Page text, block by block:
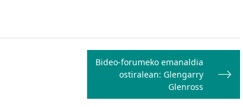
Bideo-forumeko emanaldia
ostiralean: Glengarry
Glenross